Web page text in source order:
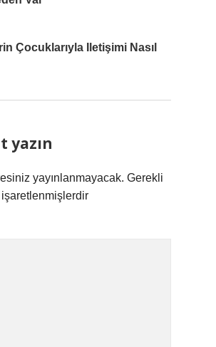
Çocuklarıyla Iletişimi Nasıl
yazın
yayınlanmayacak. Gerekli